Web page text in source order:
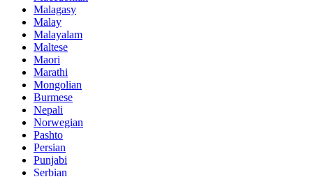
Malagasy
Malay
Malayalam
Maltese
Maori
Marathi
Mongolian
Burmese
Nepali
Norwegian
Pashto
Persian
Punjabi
Serbian